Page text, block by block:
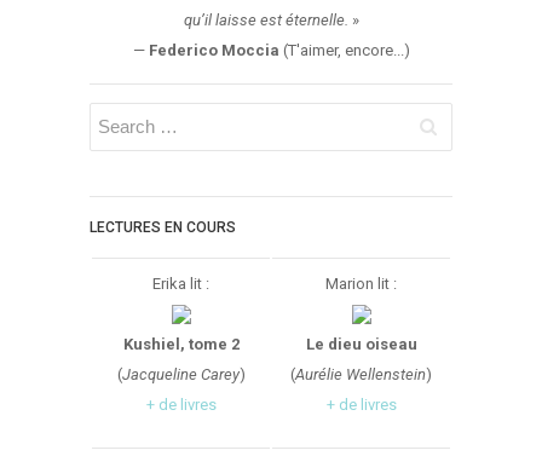
qu’il laisse est éternelle. »
— Federico Moccia (T'aimer, encore...)
LECTURES EN COURS
Erika lit :
Kushiel, tome 2
(Jacqueline Carey)
+ de livres
Marion lit :
Le dieu oiseau
(Aurélie Wellenstein)
+ de livres